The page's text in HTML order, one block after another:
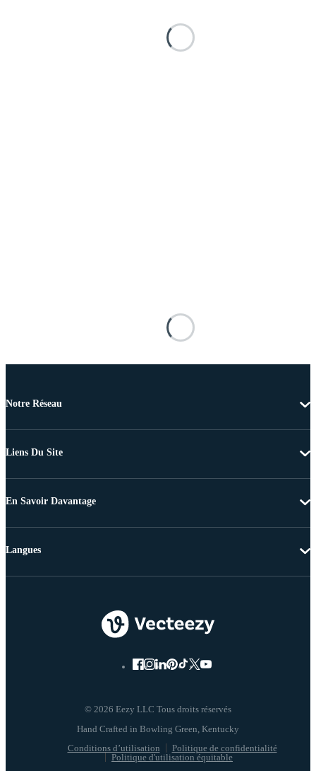
Notre Réseau
Liens Du Site
En Savoir Davantage
© 2026 Eezy LLC Tous droits réservés
Conditions d’utilisation
Politique de confidentialité
Politique d'utilisation équitable
Langues